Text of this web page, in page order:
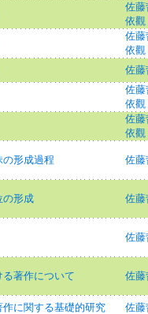
佐藤
依觀
佐藤
依觀
佐藤
佐藤
依觀
佐藤
依觀
形成過程 佐藤
の形成 佐藤
佐藤
著作について 佐藤
に関する基礎的研究 佐藤